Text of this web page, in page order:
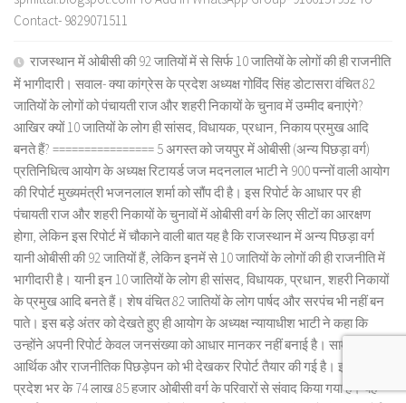
Contact- 9829071511
राजस्थान में ओबीसी की 92 जातियों में से सिर्फ 10 जातियों के लोगों की ही राजनीति
में भागीदारी। सवाल- क्या कांग्रेस के प्रदेश अध्यक्ष गोविंद सिंह डोटासरा वंचित 82
जातियों के लोगों को पंचायती राज और शहरी निकायों के चुनाव में उम्मीद बनाएंगे?
आखिर क्यों 10 जातियों के लोग ही सांसद, विधायक, प्रधान, निकाय प्रमुख आदि
बनते हैं? ================ 5 अगस्त को जयपुर में ओबीसी (अन्य पिछड़ा वर्ग)
प्रतिनिधित्व आयोग के अध्यक्ष रिटायर्ड जज मदनलाल भाटी ने 900 पन्नों वाली आयोग
की रिपोर्ट मुख्यमंत्री भजनलाल शर्मा को सौंप दी है। इस रिपोर्ट के आधार पर ही
पंचायती राज और शहरी निकायों के चुनावों में ओबीसी वर्ग के लिए सीटों का आरक्षण
होगा, लेकिन इस रिपोर्ट में चौकाने वाली बात यह है कि राजस्थान में अन्य पिछड़ा वर्ग
यानी ओबीसी की 92 जातियों हैं, लेकिन इनमें से 10 जातियों के लोगों की ही राजनीति में
भागीदारी है। यानी इन 10 जातियों के लोग ही सांसद, विधायक, प्रधान, शहरी निकायों
के प्रमुख आदि बनते हैं। शेष वंचित 82 जातियों के लोग पार्षद और सरपंच भी नहीं बन
पाते। इस बड़े अंतर को देखते हुए ही आयोग के अध्यक्ष न्यायाधीश भाटी ने कहा कि
उन्होंने अपनी रिपोर्ट केवल जनसंख्या को आधार मानकर नहीं बनाई है। सामाजिक,
आर्थिक और राजनीतिक पिछड़ेपन को भी देखकर रिपोर्ट तैयार की गई है। इसके लिए
प्रदेश भर के 74 लाख 85 हजार ओबीसी वर्ग के परिवारों से संवाद किया गया है। यह